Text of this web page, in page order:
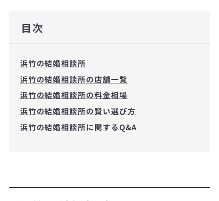
目次
浜竹の結婚相談所
浜竹の結婚相談所の店舗一覧
浜竹の結婚相談所の料金相場
浜竹の結婚相談所の賢い選び方
浜竹の結婚相談所に関するQ&A